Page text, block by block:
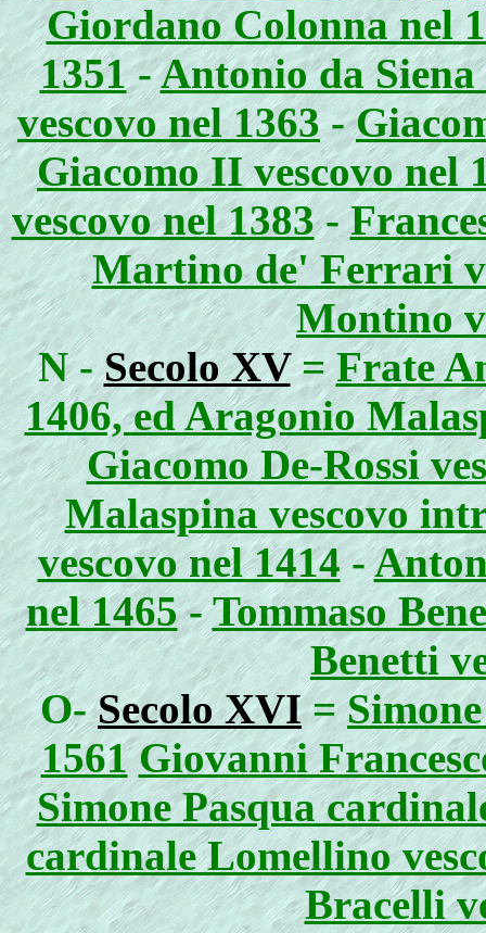
Giordano Colonna nel
1351-Antonio da Siena
vescovo nel 1363-
Giacomo II vescovo nel
vescovo nel 1383-
Martino de' Ferrari
Montino
N -Secolo XV=Frate
1406, ed Aragonio
Giacomo De-Rossi
Malaspina vescovo
vescovo nel 1414-
nel 1465-Tommaso
Benetti
O-Secolo XVI=
1561 Giovanni
Simone Pasqua
cardinale Lomellino
Bracelli